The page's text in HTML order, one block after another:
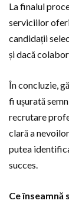
La finalul
serviciilor
candidații
și dacă
În concluzie,
fi ușurată
recrutare
clară a
putea
succes.
Ce